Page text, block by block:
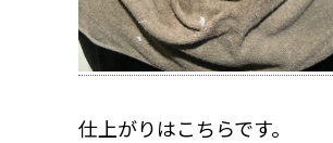
仕上がりはこちらです。